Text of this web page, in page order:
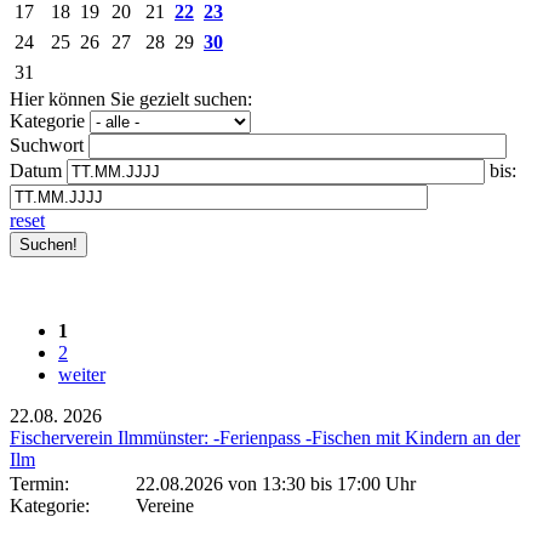
17
18 19 20 21 22 23
24
25 26 27 28 29 30
31
Hier können Sie gezielt suchen:
Kategorie
Suchwort
Datum
bis:
reset
1
2
weiter
22.08. 2026
Fischerverein Ilmmünster: -Ferienpass -Fischen mit Kindern an der
Ilm
Termin:
22.08.2026 von 13:30 bis 17:00 Uhr
Kategorie:
Vereine